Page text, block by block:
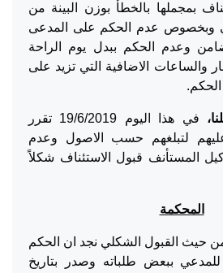
بمجملها بالخطأ بوزن البينة من
وبخصوص عدم الحكم على المدعى
وعدم الحكم ببدل يوم الراحة
والساعات الاضافية التي تزيد على
في هذا اليوم 19/6/2019 تقرر
لتبلغهم حسب الاصول وعدم
المستأنف قبول الاستئناف شكلاً
المحكمة
حيث القبول الشكلي نجد ان الحكم
ببعض طلباته وصدر بتاريخ